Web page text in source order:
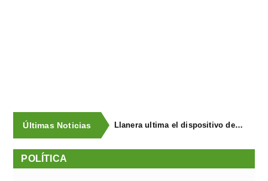
Últimas Noticias Llanera ultima el dispositivo de coordinación de seguridad para el I Concurso-Exposición de Ganado Equino y FAPEA
POLÍTICA